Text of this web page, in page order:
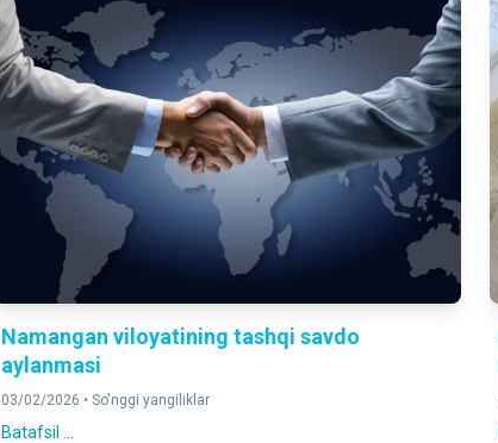
Namangan viloyatining tashqi savdo
aylanmasi
03/02/2026 • So'nggi yangiliklar
Batafsil ...